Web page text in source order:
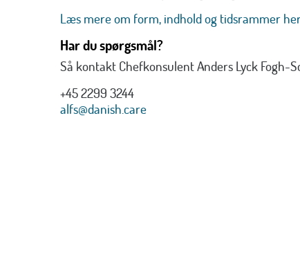
Læs mere om form, indhold og tidsrammer h
Har du spørgsmål?
Så kontakt Chefkonsulent Anders Lyck Fogh-
+45 2299 3244
alfs@danish.care